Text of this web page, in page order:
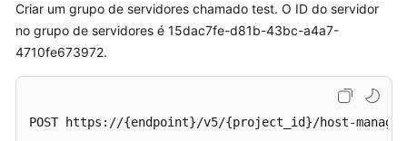
do
container
Gerenciamento
políticas
Criar um grupo de servidores chamado test. O ID do servidor
no grupo de servidores é 15dac7fe-d81b-43bc-a4a7-
4710fe673972.
POST https://{endpoint}/v5/{project_id}/host-